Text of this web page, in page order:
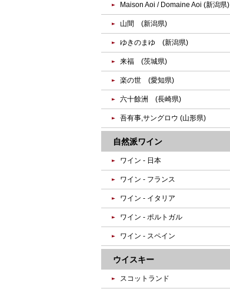
Maison Aoi / Domaine Aoi (新潟県)
山間 (新潟県)
ゆきのまゆ (新潟県)
来福 (茨城県)
楽の世 (愛知県)
六十餘洲 (長崎県)
吾有事,サングロウ (山形県)
自然派ワイン
ワイン - 日本
ワイン - フランス
ワイン - イタリア
ワイン - ポルトガル
ワイン - スペイン
ウイスキー
スコットランド